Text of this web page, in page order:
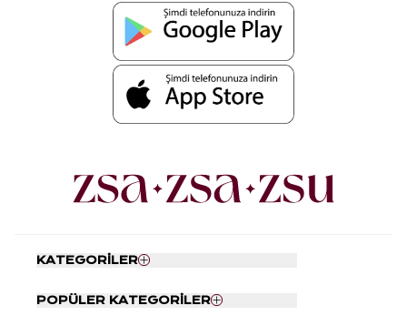
KATEGORİLER
Nevresim Seti
POPÜLER KATEGORİLER